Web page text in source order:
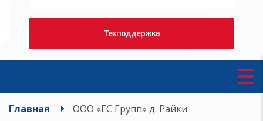
Техподдержка
Главная ООО «ГС Групп» д. Райки